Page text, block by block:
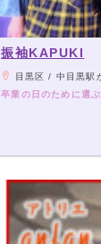
振袖KAPUKI
目黒区 / 中目黒駅
卒業の日のために選